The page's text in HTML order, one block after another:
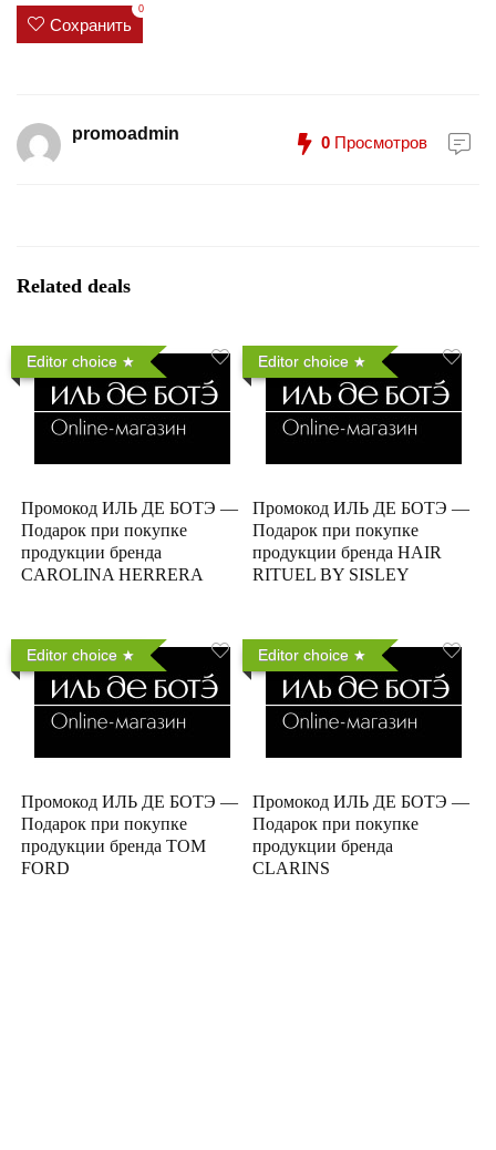
Сохранить
0
promoadmin 0 Просмотров
Related deals
Editor choice
Промокод ИЛЬ ДЕ БОТЭ —
Подарок при покупке
продукции бренда
CAROLINA HERRERA
Editor choice
Промокод ИЛЬ ДЕ БОТЭ —
Подарок при покупке
продукции бренда HAIR
RITUEL BY SISLEY
Editor choice
Промокод ИЛЬ ДЕ БОТЭ —
Подарок при покупке
продукции бренда TOM
FORD
Editor choice
Промокод ИЛЬ ДЕ БОТЭ —
Подарок при покупке
продукции бренда
CLARINS